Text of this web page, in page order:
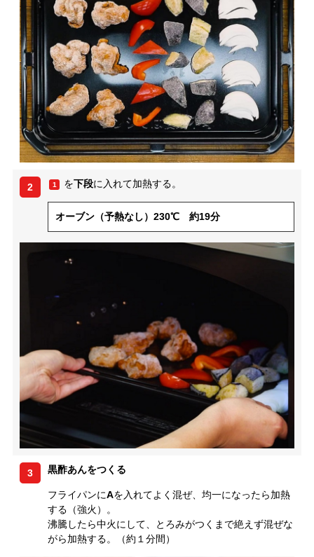
2 1 を下段に入れて加熱する。
オーブン（予熱なし）230℃ 約19分
3 黒酢あんをつくる
フライパンにAを入れてよく混ぜ、均一になったら加熱
する（強火）。
沸騰したら中火にして、とろみがつくまで絶えず混ぜな
がら加熱する。（約１分間）